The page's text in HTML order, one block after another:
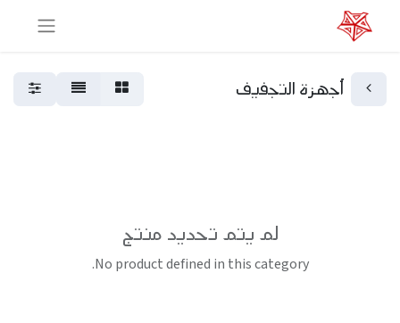
أجهزة التجفيف
لم يتم تحديد منتج
No product defined in this category.